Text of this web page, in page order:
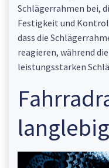
Schlägerrahmen bei,
Festigkeit und
dass die
reagieren, während
leistungsstarken